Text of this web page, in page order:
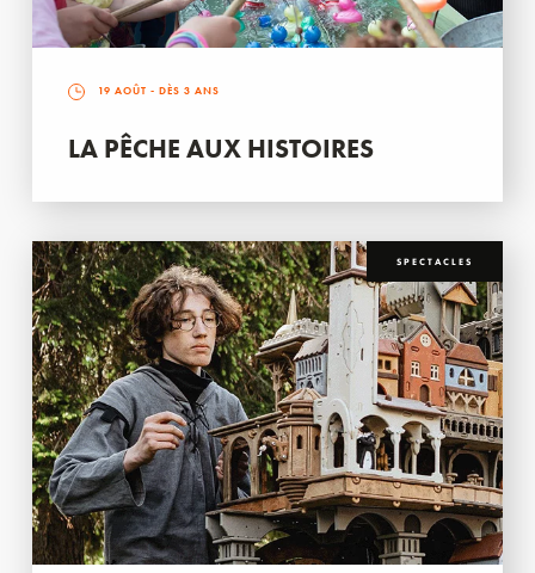
19 AOÛT - DÈS 3 ANS
LA PÊCHE AUX HISTOIRES
SPECTACLES